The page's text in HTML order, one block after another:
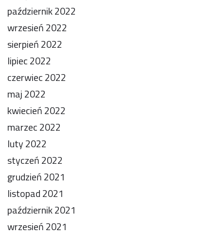
październik 2022
wrzesień 2022
sierpień 2022
lipiec 2022
czerwiec 2022
maj 2022
kwiecień 2022
marzec 2022
luty 2022
styczeń 2022
grudzień 2021
listopad 2021
październik 2021
wrzesień 2021